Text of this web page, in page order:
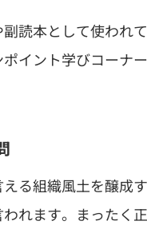
読本として使われ
イント学びコーナー
る組織風土を醸成
れます。まったく